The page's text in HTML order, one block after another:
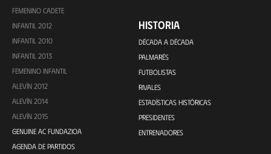
FEMENINO CADETE
INFANTIL 2012
INFANTIL 2010
INFANTIL 2013
FEMENINO INFANTIL
ALEVÍN 2012
ALEVÍN 2014
ALEVÍN 2015
GENUINE AC FUNDAZIOA
AGENDA DE PARTIDOS
HISTORIA
DÉCADA A DÉCADA
PALMARÉS
FUTBOLISTAS
RIVALES
ESTADÍSTICAS HISTÓRICAS
PRESIDENTES
ENTRENADORES